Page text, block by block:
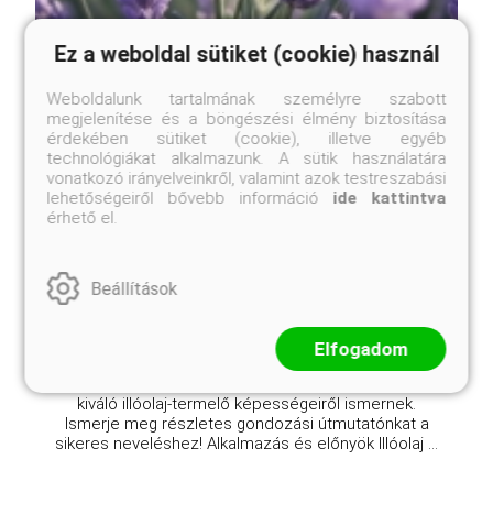
Maillette levendula
Lavandula angustifolia 'Maillette'
A Lavandula angustifolia 'Maillette' egy édes illatú,
kiváló illóolaj-termelő képességeiről ismernek.
Ismerje meg részletes gondozási útmutatónkat a
sikeres neveléshez! Alkalmazás és előnyök Illóolaj ...
Ez a weboldal sütiket (cookie) használ
Weboldalunk tartalmának személyre szabott
megjelenítése és a böngészési élmény biztosítása
érdekében sütiket (cookie), illetve egyéb
technológiákat alkalmazunk. A sütik használatára
vonatkozó irányelveinkről, valamint azok testreszabási
lehetőségeiről bővebb információ ide kattintva
érhető el.
Beállítások
Elfogadom